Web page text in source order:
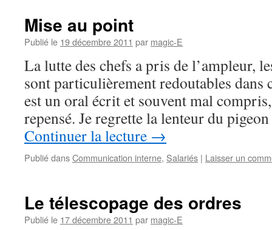
Mise au point
Publié le 19 décembre 2011 par magic-E
La lutte des chefs a pris de l’ampleur,
sont particulièrement redoutables dans
est un oral écrit et souvent mal
repensé. Je regrette la lenteur du
Continuer la lecture →
Publié dansCommunication interne, Salariés | Laisser un
Le télescopage des ordres
Publié le 17 décembre 2011 par magic-E